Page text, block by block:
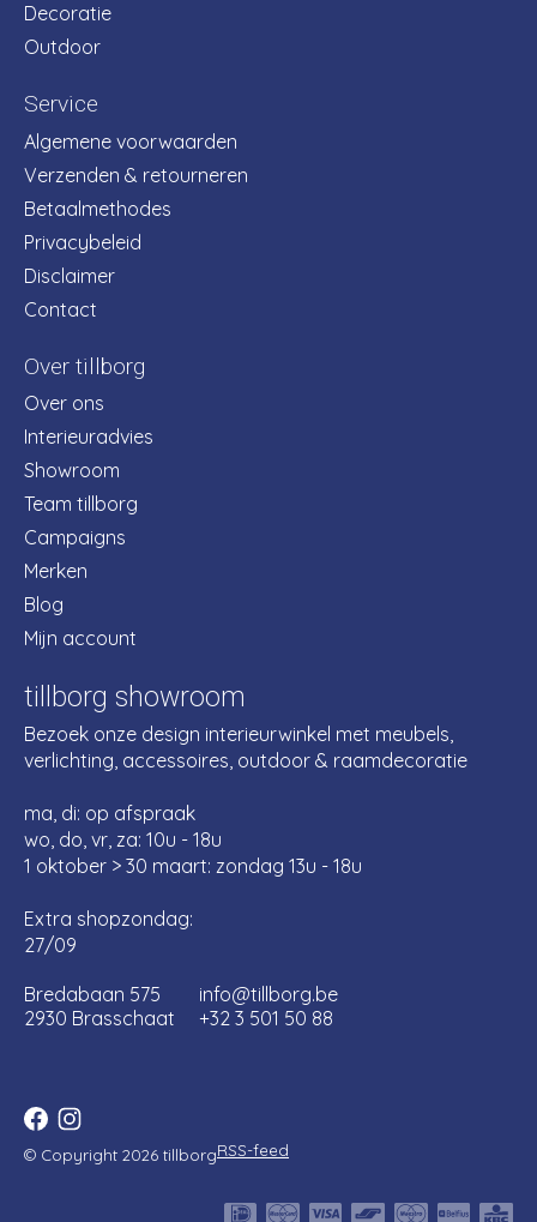
Decoratie
Outdoor
Service
Algemene voorwaarden
Verzenden & retourneren
Betaalmethodes
Privacybeleid
Disclaimer
Contact
Over tillborg
Over ons
Interieuradvies
Showroom
Team tillborg
Campaigns
Merken
Blog
Mijn account
tillborg showroom
Bezoek onze design interieurwinkel met meubels,
verlichting, accessoires, outdoor & raamdecoratie
ma, di: op afspraak
wo, do, vr, za: 10u - 18u
1 oktober > 30 maart: zondag 13u - 18u
Extra shopzondag:
27/09
Bredabaan 575
2930 Brasschaat
info@tillborg.be
+32 3 501 50 88
© Copyright 2026 tillborgRSS-feed